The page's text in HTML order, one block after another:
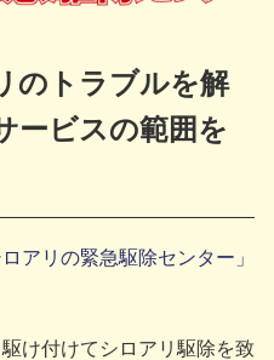
のトラブルを解
ービスの範囲を
ロアリの緊急駆除センター」
け付けてシロアリ駆除を致